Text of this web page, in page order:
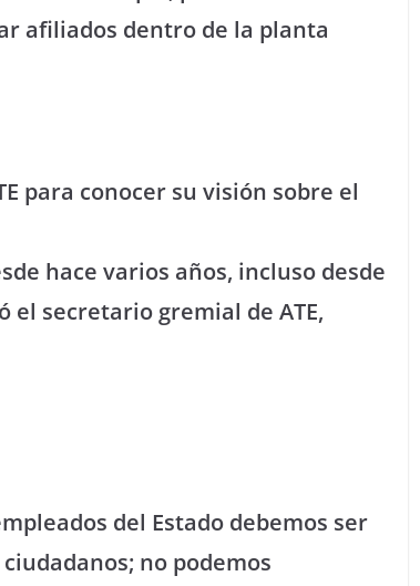
afiliados dentro de la planta
para conocer su visión sobre el
hace varios años, incluso desde
el secretario gremial de ATE,
del Estado debemos ser
no podemos